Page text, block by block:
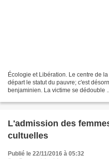
Écologie et Libération. Le centre de
départ le statut du pauvre; c'est
benjaminien. La victime se dédouble ...
L'admission des
cultuelles
Publié le 22/11/2016 à 05:32